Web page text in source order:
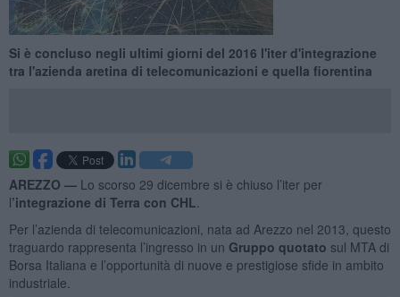
Si è concluso negli ultimi giorni del 2016 l'iter d'integrazione
tra l'azienda aretina di telecomunicazioni e quella fiorentina
AREZZO — Lo scorso 29 dicembre si è chiuso l’iter per
l’integrazione di Terra con CHL
Per l’azienda di telecomunicazioni, nata ad Arezzo nel 2013, questo
traguardo rappresenta l’ingresso in un Gruppo quotato sul MTA di
Borsa Italiana e l’opportunità di nuove e prestigiose sfide in ambito
industriale.